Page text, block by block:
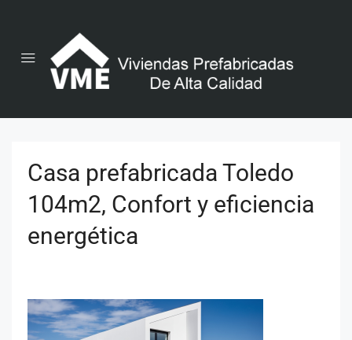
Casa prefabricada Toledo
104m2, Confort y eficiencia
energética